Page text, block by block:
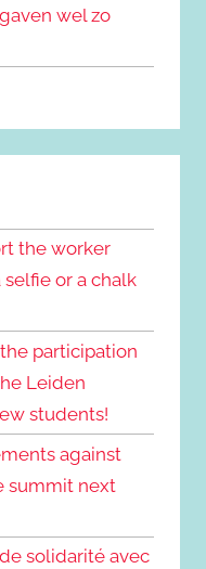
wel zo
the worker
or a chalk
participation
Leiden
students!
against
summit next
solidarité avec